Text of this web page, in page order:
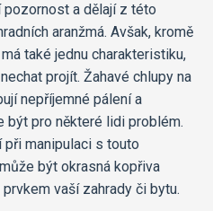
pozornost a dělají z této
aranžmá. Avšak, kromě
také jednu charakteristiku,
projít. Žahavé chlupy na
nepříjemné pálení a
být pro některé lidi problém.
při manipulaci s touto
být okrasná kopřiva
vaší zahrady či bytu.